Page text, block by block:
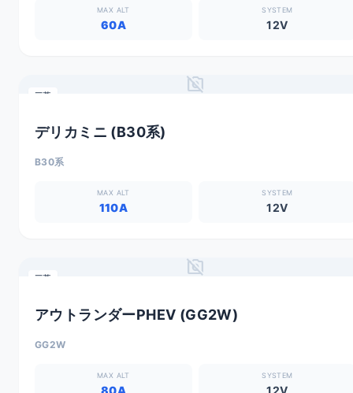
MAX ALT
60A
SYSTEM
12V
no_photography
三菱
デリカミニ (B30系)
B30系
MAX ALT
110A
SYSTEM
12V
no_photography
三菱
アウトランダーPHEV (GG2W)
GG2W
MAX ALT
80A
SYSTEM
12V